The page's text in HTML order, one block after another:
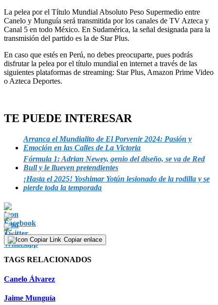
La pelea por el Título Mundial Absoluto Peso Supermedio entre
Canelo y Munguía será transmitida por los canales de TV Azteca y
Canal 5 en todo México. En Sudamérica, la señal designada para la
transmisión del partido es la de Star Plus.
En caso que estés en Perú, no debes preocuparte, pues podrás
disfrutar la pelea por el título mundial en internet a través de las
siguientes plataformas de streaming: Star Plus, Amazon Prime Video
o Azteca Deportes.
TE PUEDE INTERESAR
Arranca el Mundialito de El Porvenir 2024: Pasión y
Emoción en las Calles de La Victoria
Fórmula 1: Adrian Newey, genio del diseño, se va de Red
Bull y le llueven pretendientes
¡Hasta el 2025! Yoshimar Yotún lesionado de la rodilla y se
pierde toda la temporada
Copiar enlace
TAGS RELACIONADOS
Canelo Álvarez
Jaime Munguía